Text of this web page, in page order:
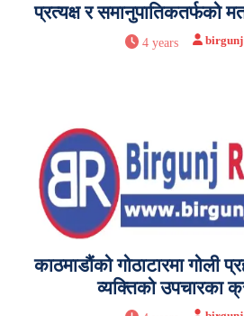
प्रत्यक्ष र समानुपातिकतर्फको
4 years
काठमाडौंको गोठाटारमा गोली
व्यक्तिको उपचारका